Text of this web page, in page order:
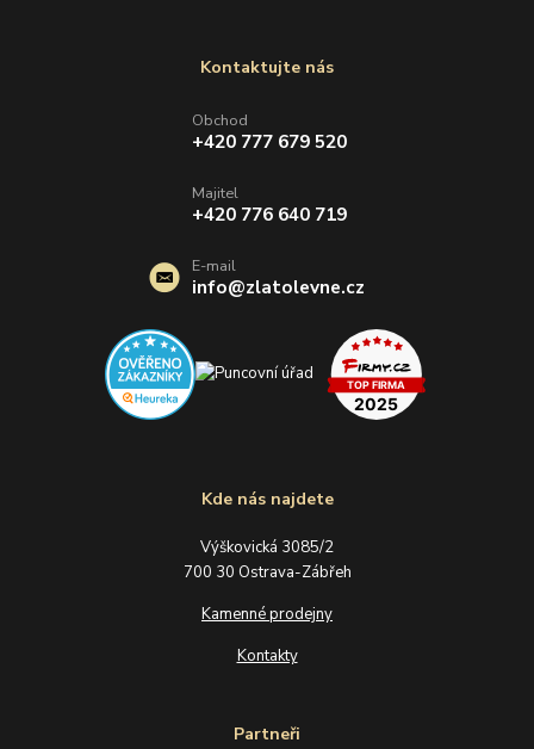
Kde nás najdete
Výškovická 3085/2
700 30 Ostrava-Zábřeh
Kamenné prodejny
Kontakty
Partneři
Kontaktujte nás
Obchod
+420 777 679 520
Majitel
+420 776 640 719
E-mail
info@zlatolevne.cz